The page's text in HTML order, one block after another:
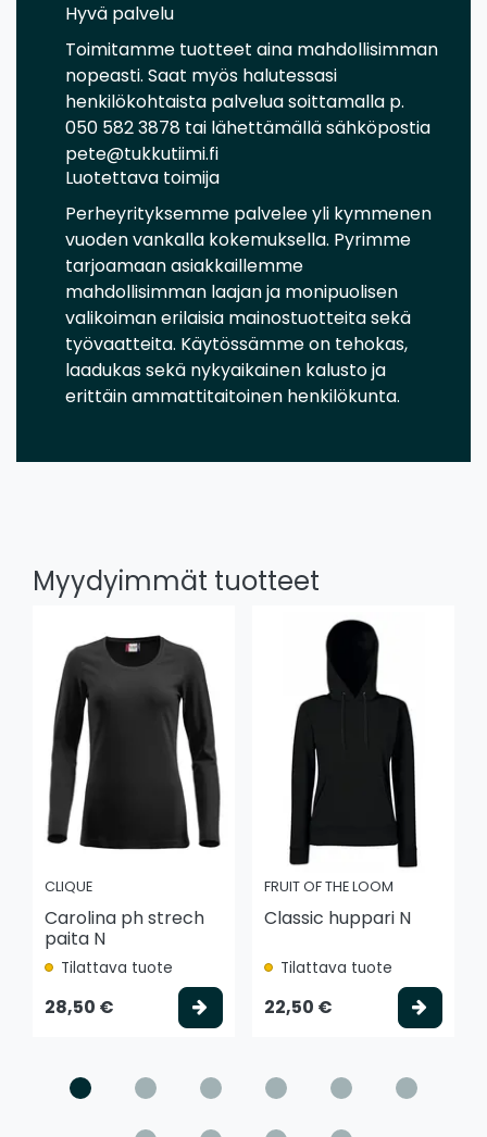
Hyvä palvelu
Toimitamme tuotteet aina mahdollisimman
nopeasti. Saat myös halutessasi
henkilökohtaista palvelua soittamalla p.
050 582 3878 tai lähettämällä sähköpostia
pete@tukkutiimi.fi
Luotettava toimija
Perheyrityksemme palvelee yli kymmenen
vuoden vankalla kokemuksella. Pyrimme
tarjoamaan asiakkaillemme
mahdollisimman laajan ja monipuolisen
valikoiman erilaisia mainostuotteita sekä
työvaatteita. Käytössämme on tehokas,
laadukas sekä nykyaikainen kalusto ja
erittäin ammattitaitoinen henkilökunta.
Myydyimmät tuotteet
CLIQUE
Carolina ph strech
paita N
Tilattava tuote
28,50 € Valitse vaihtoehto
FRUIT OF THE LOOM
Classic huppari N
Tilattava tuote
22,50 €